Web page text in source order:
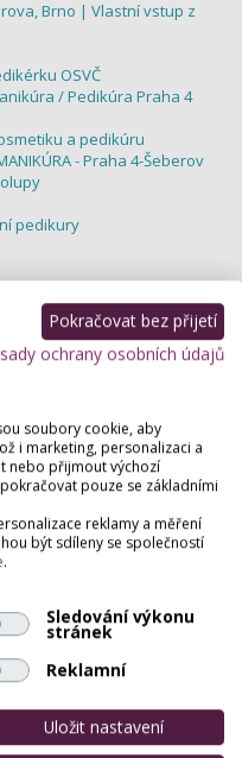
Brno | Vlastní vstup z
OSVČ
/ Pedikúra Praha 4
a pedikúru
- Praha 4-Šeberov
pedikury
Pokračovat bez přijetí
ochrany osobních údajů
soubory cookie, aby
i marketing, personalizaci a
nebo přijmout výchozí
pouze se základními
reklamy a měření
být sdíleny se společností
.
Sledování výkonu
stránek
Reklamní
Uložit nastavení